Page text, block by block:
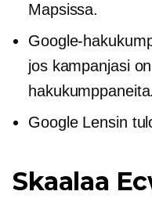
Mapsissa.
Google-
jos kampanjasi
hakukumppaneita.
Google Lensin
Skaalaa